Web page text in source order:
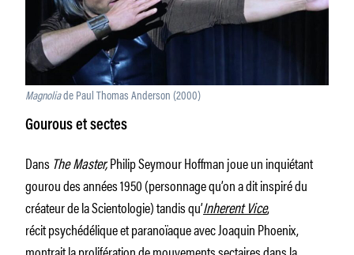
Magnoliade Paul Thomas Anderson (2000)
Gourous et sectes
Dans The Master,Philip Seymour Hoffman joue un inquiétant
gourou des années 1950 (personnage qu’on a dit inspiré du
créateur de la Scientologie) tandis qu’Inherent Vice,
récit psychédélique et paranoïaque avec Joaquin Phoenix,
montrait la prolifération de mouvements sectaires dans la